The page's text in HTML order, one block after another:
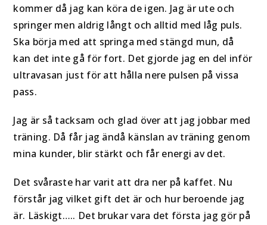
kommer då jag kan köra de igen. Jag är ute och
springer men aldrig långt och alltid med låg puls.
Ska börja med att springa med stängd mun, då
kan det inte gå för fort. Det gjorde jag en del inför
ultravasan just för att hålla nere pulsen på vissa
pass.
Jag är så tacksam och glad över att jag jobbar med
träning. Då får jag ändå känslan av träning genom
mina kunder, blir stärkt och får energi av det.
Det svåraste har varit att dra ner på kaffet. Nu
förstår jag vilket gift det är och hur beroende jag
är. Läskigt….. Det brukar vara det första jag gör på